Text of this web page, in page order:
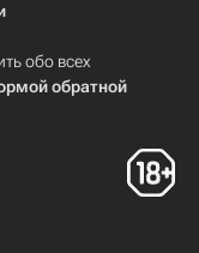
обо всех
обратной